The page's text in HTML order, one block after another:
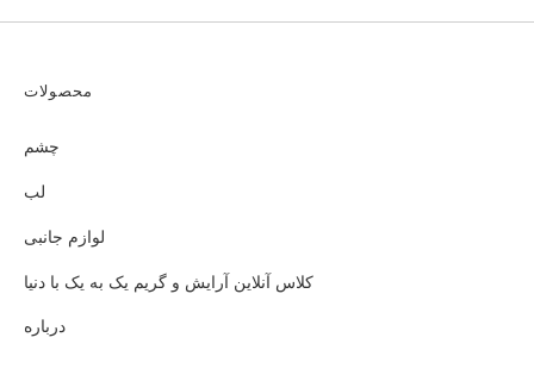
محصولات
چشم
لب
لوازم جانبی
کلاس آنلاین آرایش و گریم یک به یک با دنیا
درباره